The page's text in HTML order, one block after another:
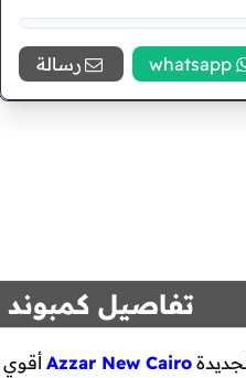
whatsapp رسالة
تفاصيل كمبوند
Azzar New Cairoأقوي